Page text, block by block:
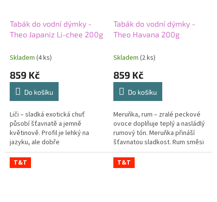
Tabák do vodní dýmky -
Theo Japaniz Li-chee 200g
Skladem (4 ks)
859 Kč
Do košíku
Liči – sladká exotická chuť
působí šťavnatě a jemně
květinově. Profil je lehký na
jazyku, ale dobře
rozpoznatelný. Ovocná sladkost
přechází do svěžího dozvuku.
Střední síla...
Tabák do vodní dýmky -
Theo Havana 200g
Skladem (2 ks)
859 Kč
Do košíku
Meruňka, rum – zralé peckové
ovoce doplňuje teplý a nasládlý
rumový tón. Meruňka přináší
šťavnatou sladkost. Rum směsi
dodává hlubší nápojový
charakter. Střední síla drží obě...
T&T T&T